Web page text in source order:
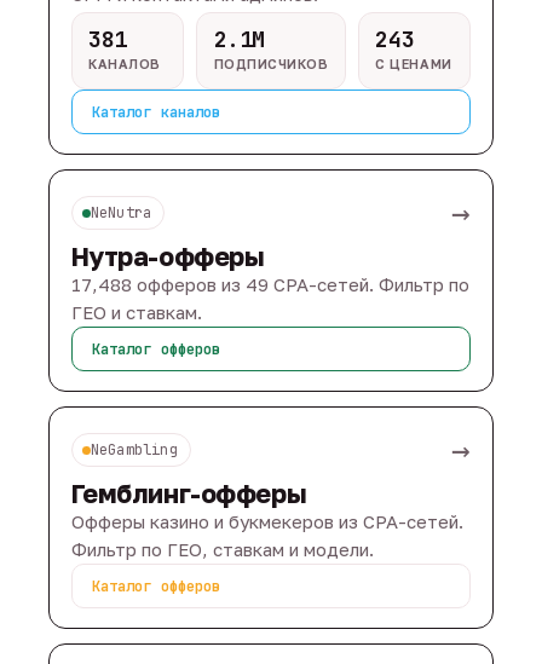
381
КАНАЛОВ
2.1M
ПОДПИСЧИКОВ
243
С ЦЕНАМИ
Каталог каналов
NeNutra →
Нутра-офферы
17,488 офферов из 49 CPA-сетей. Фильтр по
ГЕО и ставкам.
Каталог офферов
NeGambling →
Гемблинг-офферы
Офферы казино и букмекеров из CPA-сетей.
Фильтр по ГЕО, ставкам и модели.
Каталог офферов